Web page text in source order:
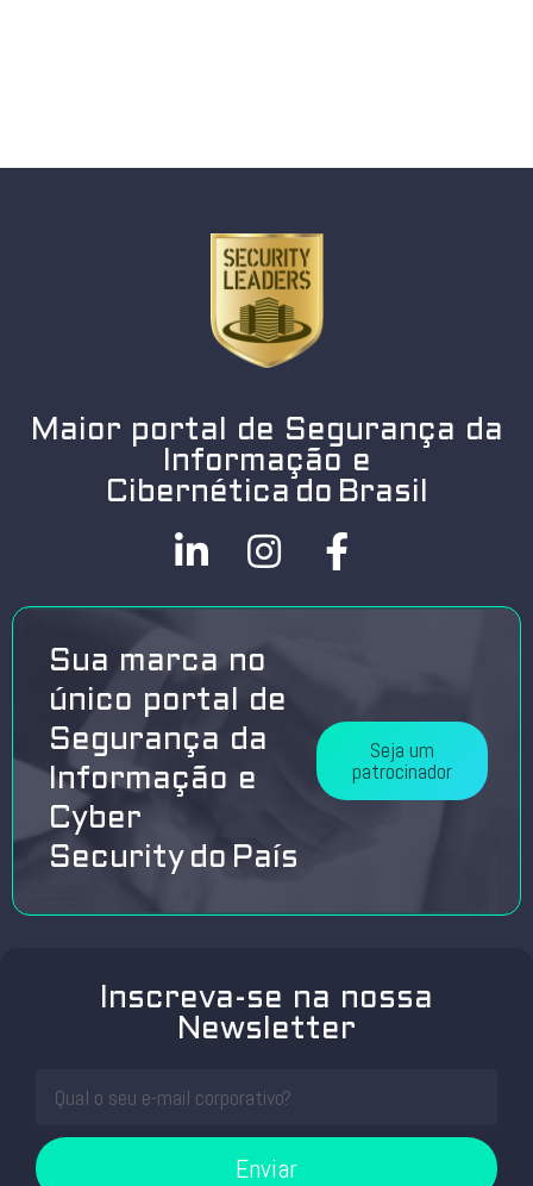
Maior portal de Segurança da
Informação e
Cibernética do Brasil
Sua marca no
único portal de
Segurança da
Informação e
Cyber
Security do País
Seja um
patrocinador
Inscreva-se na nossa
Newsletter
Enviar